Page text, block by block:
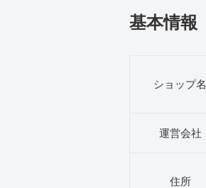
基本情報
ショップ名
運営会社
住所